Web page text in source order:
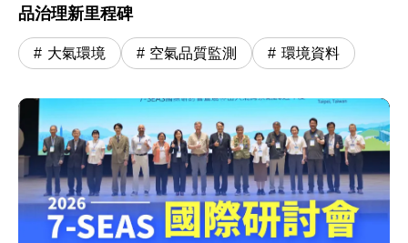
品治理新里程碑
大氣環境 空氣品質監測 環境資料